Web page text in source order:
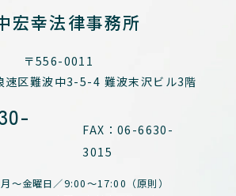
宏幸法律事務所
〒556-0011
速区難波中3-5-4 難波末沢ビル3階
FAX：06-6630-
3015
～金曜日／9:00～17:00（原則）